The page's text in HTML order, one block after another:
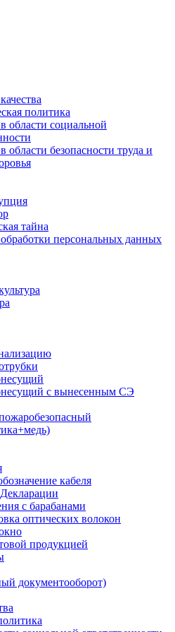
политика
области социальной
области безопасности труда и
тайна
персональных данных
с вынесенным СЭ
кабеля
с барабанами
оптических волокон
продукцией
документооборот)